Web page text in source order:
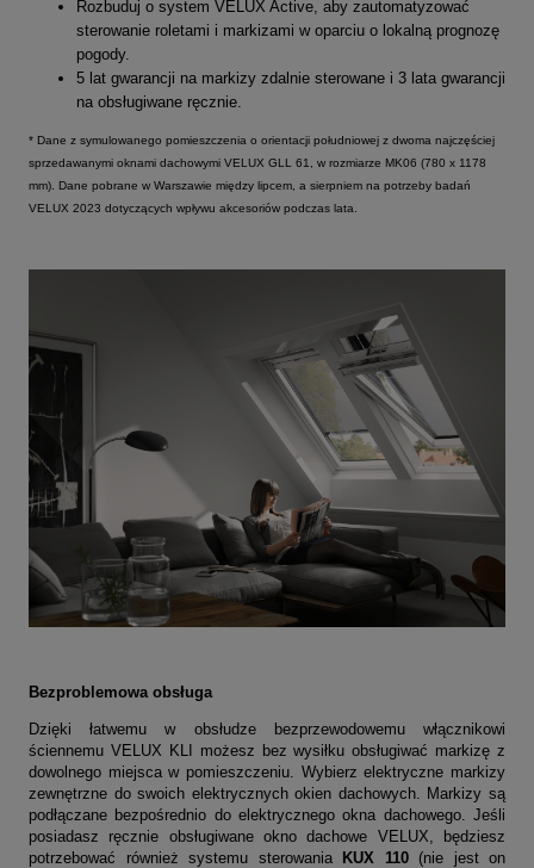
Rozbuduj o system VELUX Active, aby zautomatyzować
sterowanie roletami i markizami w oparciu o lokalną prognozę
pogody.
5 lat gwarancji na markizy zdalnie sterowane i 3 lata gwarancji
na obsługiwane ręcznie.
* Dane z symulowanego pomieszczenia o orientacji południowej z dwoma najczęściej
sprzedawanymi oknami dachowymi VELUX GLL 61, w rozmiarze MK06 (780 x 1178
mm). Dane pobrane w Warszawie między lipcem, a sierpniem na potrzeby badań
VELUX 2023 dotyczących wpływu akcesoriów podczas lata.
Bezproblemowa obsługa
Dzięki łatwemu w obsłudze bezprzewodowemu włącznikowi
ściennemu VELUX KLI możesz bez wysiłku obsługiwać markizę z
dowolnego miejsca w pomieszczeniu. Wybierz elektryczne markizy
zewnętrzne do swoich elektrycznych okien dachowych. Markizy są
podłączane bezpośrednio do elektrycznego okna dachowego. Jeśli
posiadasz ręcznie obsługiwane okno dachowe VELUX, będziesz
potrzebować również systemu sterowania
KUX 110(nie jest on